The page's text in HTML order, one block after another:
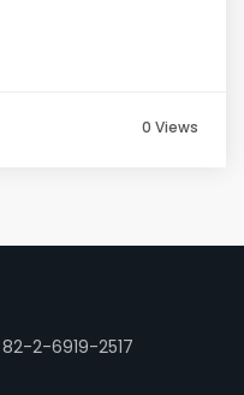
0 Views
2-6919-2517